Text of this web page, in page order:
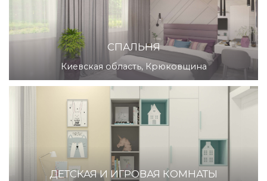
СПАЛЬНЯ
Киевская область, Крюковщина
ДЕТСКАЯ И ИГРОВАЯ КОМНАТЫ